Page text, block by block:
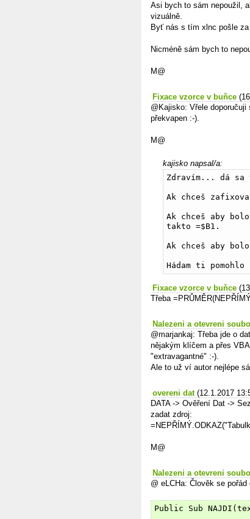
Asi bych to sám nepoužil,
vizuálně.
Byť nás s tím xlnc pošle za
Nicméně sám bych to
M@
Fixace vzorce v buňce
@Kajisko: Vřele
překvapen :-).
M@
kajisko napsal/a:
Zdravím... dá
Ak chceš
Ak chceš aby
takto =$B1.
Ak chceš aby
Hádam ti pomohlo
Fixace vzorce v buňce
Třeba
Nalezeni a otevreni
@marjankaj: Třeba jde o
nějakým klíčem a přes
"extravagantné" :-).
Ale to už ví autor nejlépe
overeni dat (12.1.2017
DATA -> Ověření Dat ->
zadat zdroj:
M@
Nalezeni a otevreni
@ eLCHa: Člověk se
Public Sub